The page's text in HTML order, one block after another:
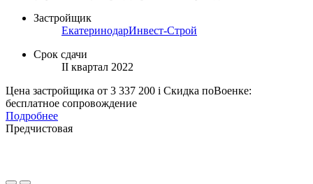
Застройщик
ЕкатеринодарИнвест-Строй
Срок сдачи
II квартал 2022
Цена застройщика от 3 337 200 i Скидка поВоенке:
бесплатное сопровождение
Подробнее
Предчистовая